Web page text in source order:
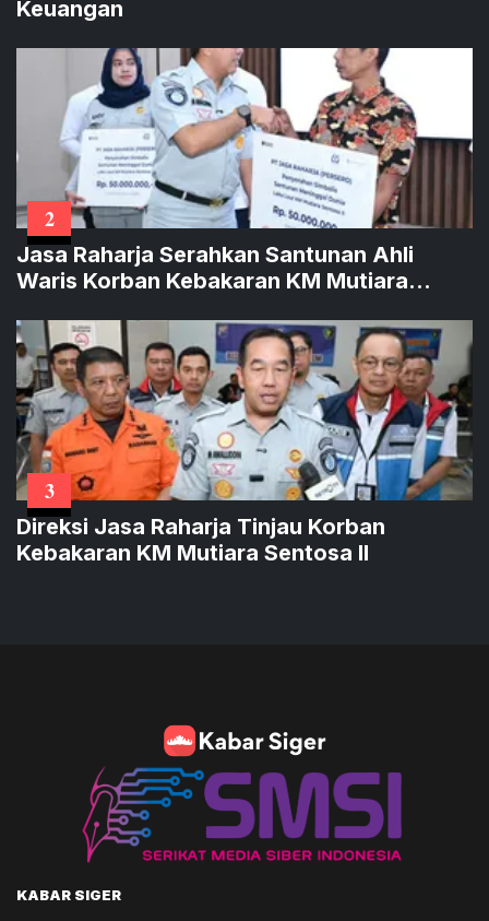
Keuangan
2
Jasa Raharja Serahkan Santunan Ahli
Waris Korban Kebakaran KM Mutiara
3
Direksi Jasa Raharja Tinjau Korban
Kebakaran KM Mutiara Sentosa II
KABAR SIGER